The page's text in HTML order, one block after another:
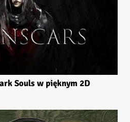
Souls w pięknym 2D